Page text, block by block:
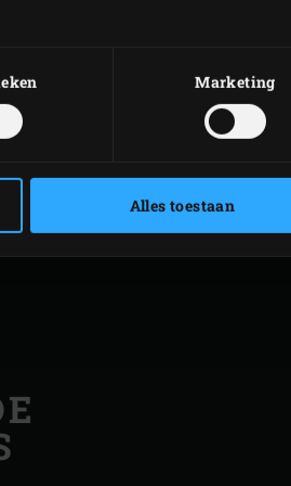
Marketing
Alles toestaan